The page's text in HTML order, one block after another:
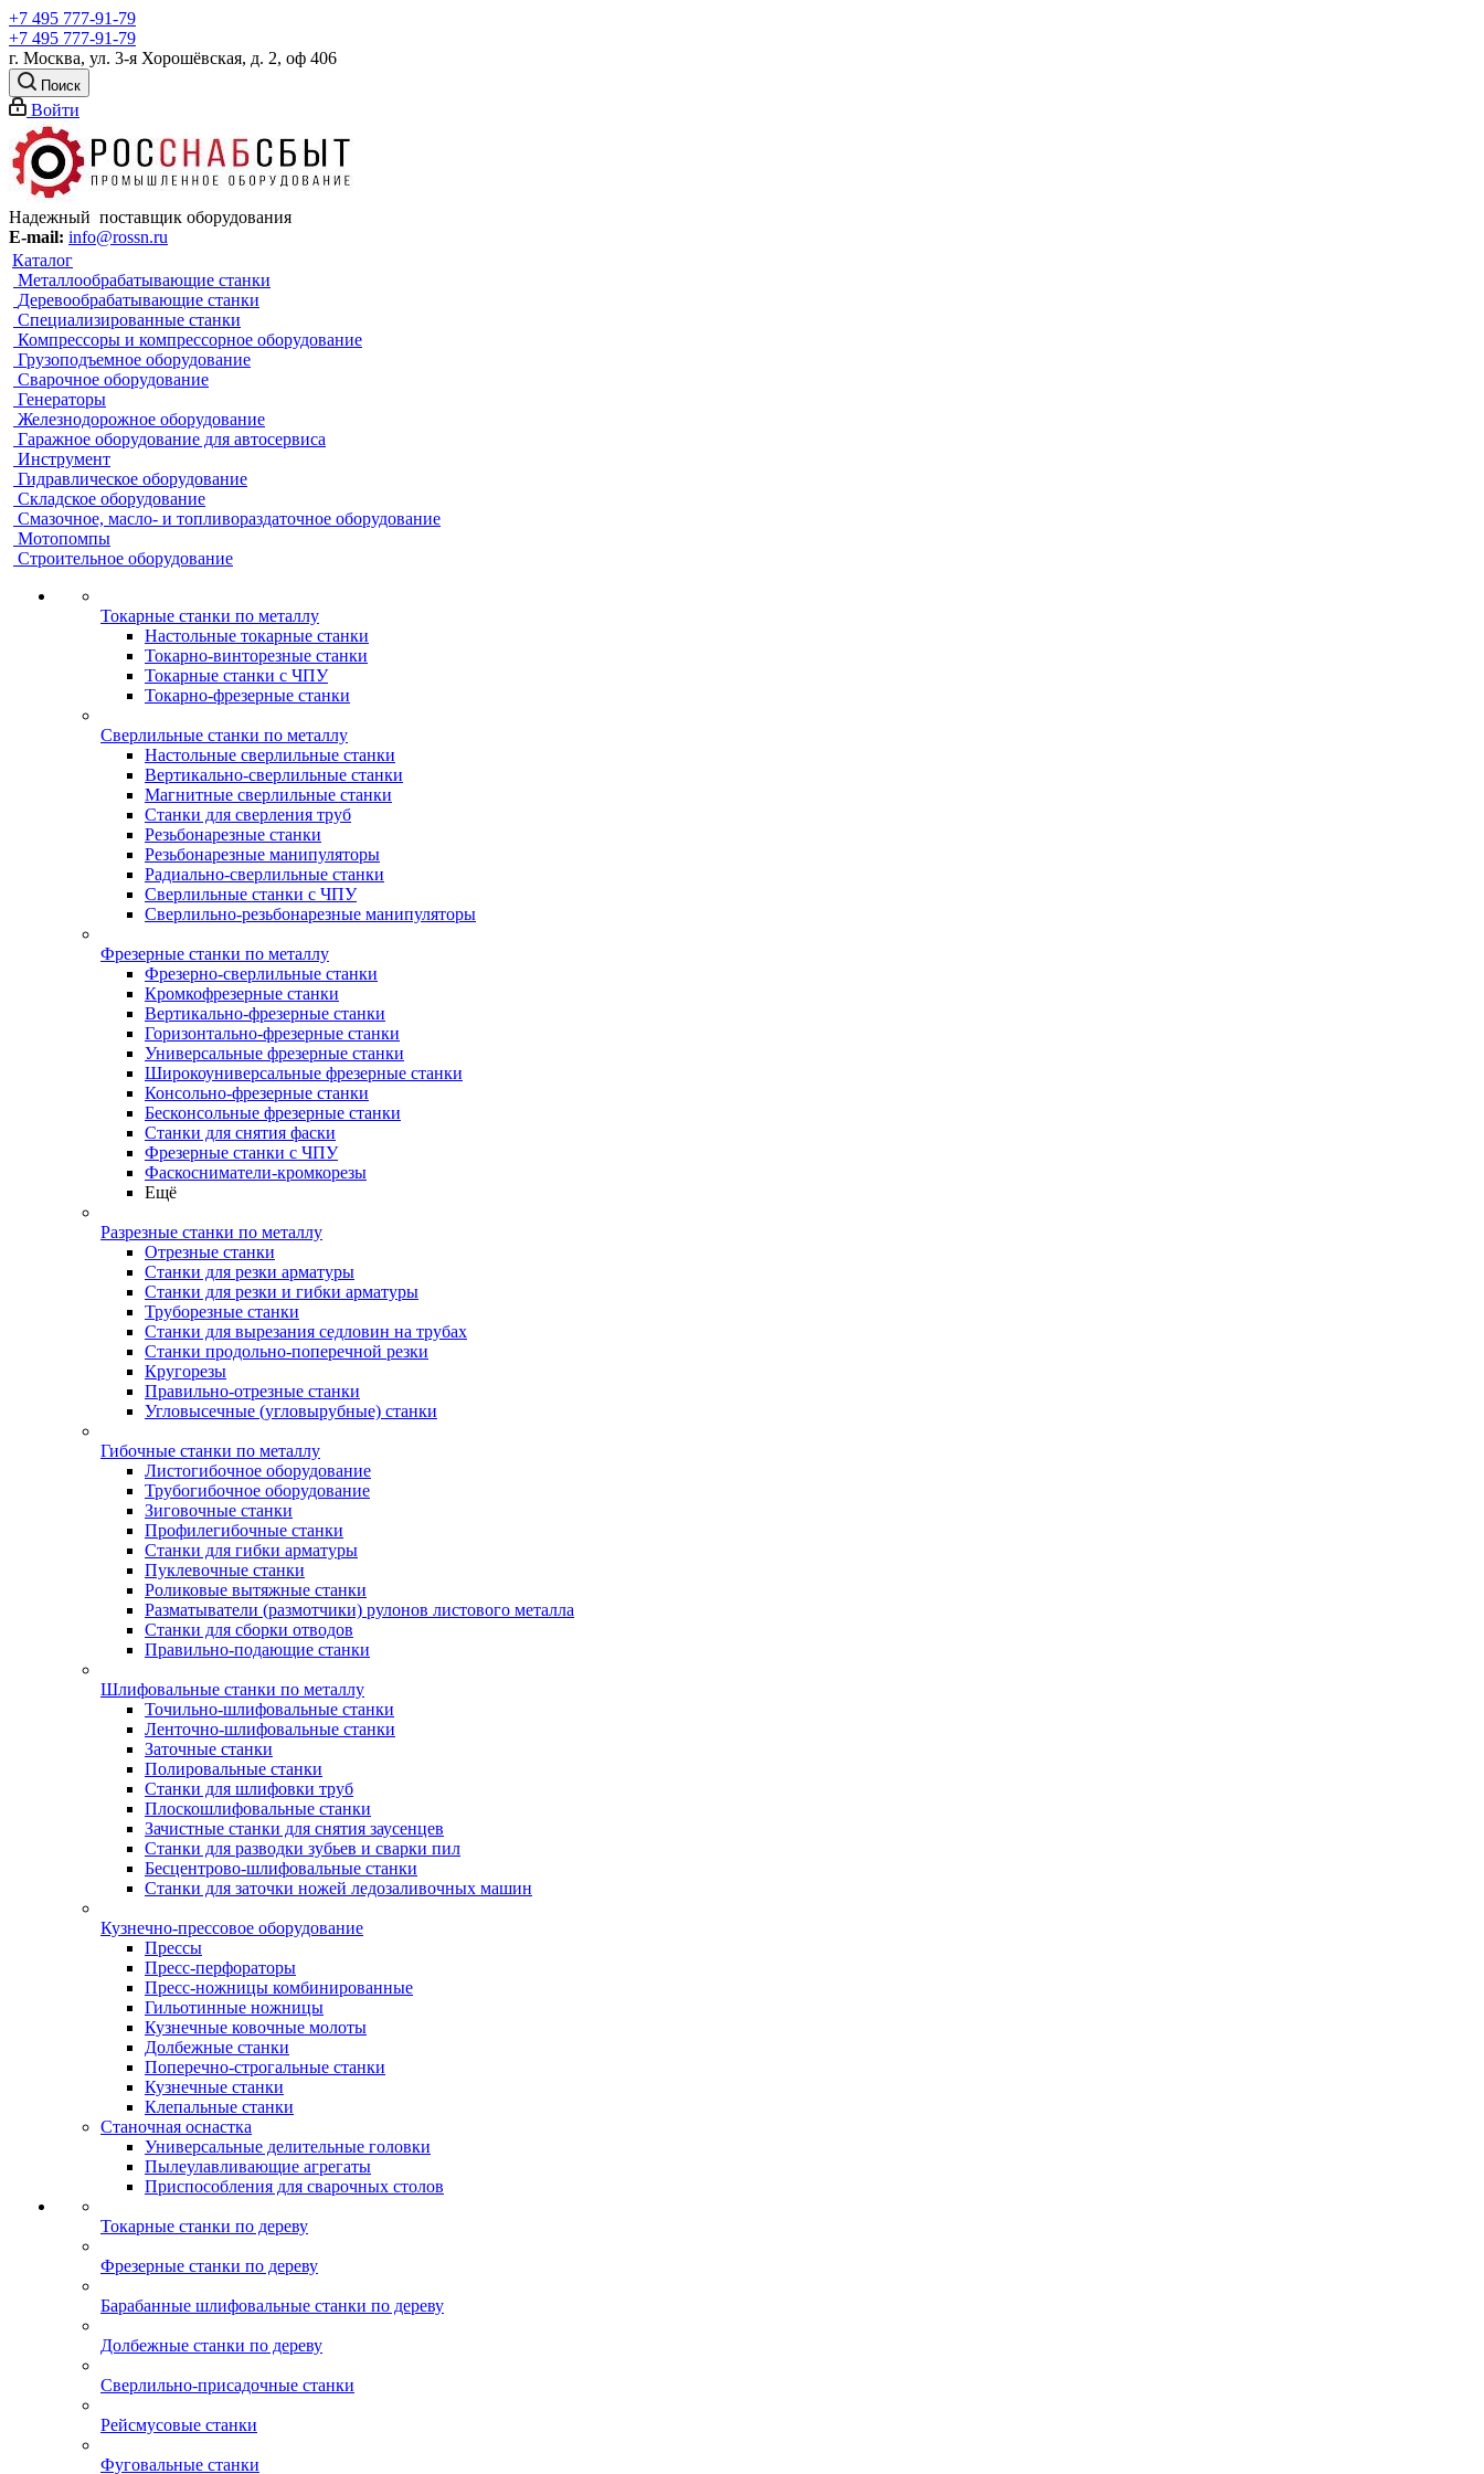
+7 495 777-91-79
+7 495 777-91-79
г. Москва, ул. 3-я Хорошёвская, д. 2, оф 406
Поиск
Войти
Надежный поставщик оборудования
E-mail: info@rossn.ru
Каталог
Металлообрабатывающие станки
Деревообрабатывающие станки
Специализированные станки
Компрессоры и компрессорное оборудование
Грузоподъемное оборудование
Сварочное оборудование
Генераторы
Железнодорожное оборудование
Гаражное оборудование для автосервиса
Инструмент
Гидравлическое оборудование
Складское оборудование
Смазочное, масло- и топливораздаточное оборудование
Мотопомпы
Строительное оборудование
Токарные станки по металлу
Настольные токарные станки
Токарно-винторезные станки
Токарные станки с ЧПУ
Токарно-фрезерные станки
Сверлильные станки по металлу
Настольные сверлильные станки
Вертикально-сверлильные станки
Магнитные сверлильные станки
Станки для сверления труб
Резьбонарезные станки
Резьбонарезные манипуляторы
Радиально-сверлильные станки
Сверлильные станки с ЧПУ
Сверлильно-резьбонарезные манипуляторы
Фрезерные станки по металлу
Фрезерно-сверлильные станки
Кромкофрезерные станки
Вертикально-фрезерные станки
Горизонтально-фрезерные станки
Универсальные фрезерные станки
Широкоуниверсальные фрезерные станки
Консольно-фрезерные станки
Бесконсольные фрезерные станки
Станки для снятия фаски
Фрезерные станки с ЧПУ
Фаскосниматели-кромкорезы
Ещё
Разрезные станки по металлу
Отрезные станки
Станки для резки арматуры
Станки для резки и гибки арматуры
Труборезные станки
Станки для вырезания седловин на трубаx
Станки продольно-поперечной резки
Кругорезы
Правильно-отрезные станки
Угловысечные (угловырубные) станки
Гибочные станки по металлу
Листогибочное оборудование
Трубогибочное оборудование
Зиговочные станки
Профилегибочные станки
Станки для гибки арматуры
Пуклевочные станки
Роликовые вытяжные станки
Разматыватели (размотчики) рулонов листового металла
Станки для сборки отводов
Правильно-подающие станки
Шлифовальные станки по металлу
Точильно-шлифовальные станки
Ленточно-шлифовальные станки
Заточные станки
Полировальные станки
Станки для шлифовки труб
Плоскошлифовальные станки
Зачистные станки для снятия заусенцев
Станки для разводки зубьев и сварки пил
Бесцентрово-шлифовальные станки
Станки для заточки ножей ледозаливочных машин
Кузнечно-прессовое оборудование
Прессы
Пресс-перфораторы
Пресс-ножницы комбинированные
Гильотинные ножницы
Кузнечные ковочные молоты
Долбежные станки
Поперечно-строгальные станки
Кузнечные станки
Клепальные станки
Станочная оснастка
Универсальные делительные головки
Пылеулавливающие агрегаты
Приспособления для сварочных столов
Токарные станки по дереву
Фрезерные станки по дереву
Барабанные шлифовальные станки по дереву
Долбежные станки по дереву
Сверлильно-присадочные станки
Рейсмусовые станки
Фуговальные станки